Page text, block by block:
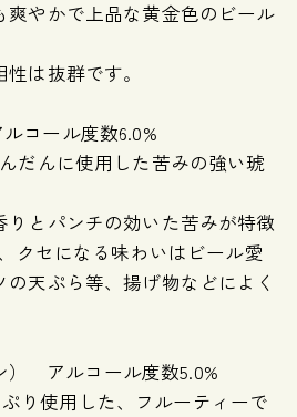
爽やかで上品な黄金色のビール
は抜群です。
コール度数6.0%
だんに使用した苦みの強い琥
りとパンチの効いた苦みが特徴
クセになる味わいはビール愛
天ぷら等、揚げ物などによく
） アルコール度数5.0%
ぷり使用した、フルーティーで